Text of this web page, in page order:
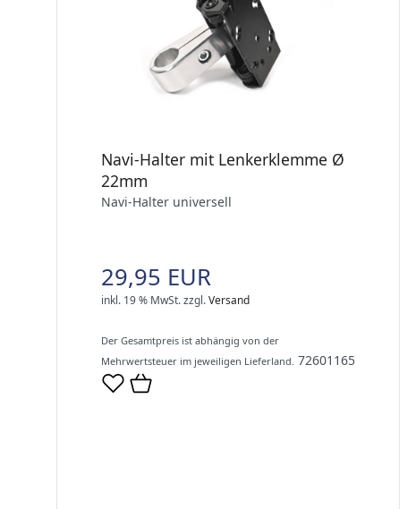
Navi-Halter mit Lenkerklemme Ø
22mm
Navi-Halter universell
29,95 EUR
inkl. 19 % MwSt.zzgl.Versand
Der Gesamtpreis ist abhängig von der
Mehrwertsteuer im jeweiligen Lieferland. 72601165